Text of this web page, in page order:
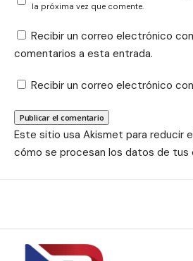
la próxima vez que comente.
Recibir un correo electrónico
comentarios a esta entrada.
Recibir un correo electrónico
Este sitio usa Akismet para reducir
cómo se procesan los datos de tus